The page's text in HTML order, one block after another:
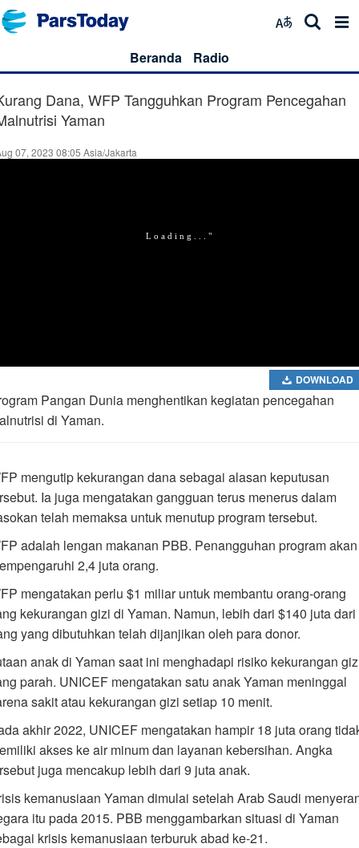
Beranda Radio
Dana, WFP Tangguhkan Program Pencegahan
Yaman
07, 2023 08:05 Asia/Jakarta
DOWNLOAD
Pangan Dunia menghentikan kegiatan pencegahan
di Yaman.
mengutip kekurangan dana sebagai alasan keputusan
Ia juga mengatakan gangguan terus menerus dalam
telah memaksa untuk menutup program tersebut.
adalah lengan makanan PBB. Penangguhan program akan
2,4 juta orang.
mengatakan perlu $1 miliar untuk membantu orang-orang
kekurangan gizi di Yaman. Namun, lebih dari $140 juta dari
yang dibutuhkan telah dijanjikan oleh para donor.
anak di Yaman saat ini menghadapi risiko kekurangan
parah. UNICEF mengatakan satu anak Yaman meninggal
sakit atau kekurangan gizi setiap 10 menit.
akhir 2022, UNICEF mengatakan hampir 18 juta orang
akses ke air minum dan layanan kebersihan. Angka
juga mencakup lebih dari 9 juta anak.
kemanusiaan Yaman dimulai setelah Arab Saudi
itu pada 2015. PBB menggambarkan situasi di Yaman
krisis kemanusiaan terburuk abad ke-21.